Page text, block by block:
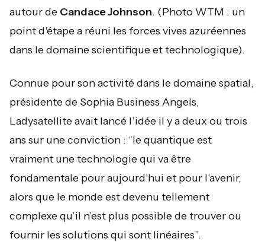
autour de Candace Johnson. (Photo WTM : un
point d'étape a réuni les forces vives azuréennes
dans le domaine scientifique et technologique).
Connue pour son activité dans le domaine spatial,
présidente de Sophia Business Angels,
Ladysatellite avait lancé l’idée il y a deux ou trois
ans sur une conviction : “le quantique est
vraiment une technologie qui va être
fondamentale pour aujourd'hui et pour l'avenir,
alors que le monde est devenu tellement
complexe qu’il n’est plus possible de trouver ou
fournir les solutions qui sont linéaires”.